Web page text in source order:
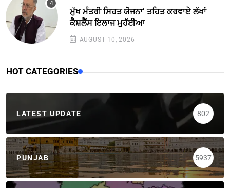
ਮੁੱਖ ਮੰਤਰੀ ਸਿਹਤ ਯੋਜਨਾ’ ਤਹਿਤ ਕਰਵਾਏ ਲੱਖਾਂ
ਕੈਸ਼ਲੈੱਸ ਇਲਾਜ ਮੁਹੱਈਆ
AUGUST 10, 2026
HOT CATEGORIES
LATEST UPDATE 802
PUNJAB 5937